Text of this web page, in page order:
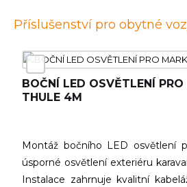
Příslušenství pro obytné
BOČNÍ LED OSVĚTLENÍ
THULE 4M
Montáž bočního LED osvětlení
úsporné osvětlení exteriéru
Instalace zahrnuje kvalitní